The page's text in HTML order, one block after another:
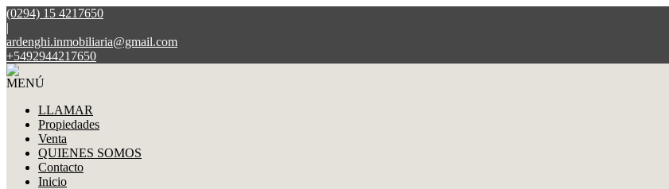
(0294) 15 4217650
|
ardenghi.inmobiliaria@gmail.com
+5492944217650
MENÚ
LLAMAR
Propiedades
Venta
QUIENES SOMOS
Contacto
Inicio